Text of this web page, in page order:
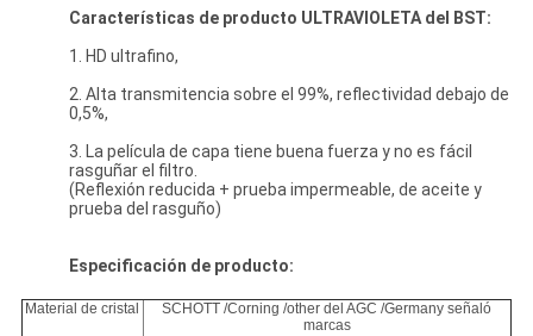
Características de producto ULTRAVIOLETA del BST:
1. HD ultrafino,
2. Alta transmitencia sobre el 99%, reflectividad debajo de
0,5%,
3. La película de capa tiene buena fuerza y no es fácil
rasguñar el filtro.
(Reflexión reducida + prueba impermeable, de aceite y
prueba del rasguño)
Especificación de producto:
Material de cristal
SCHOTT /Corning /other del AGC /Germany señaló
marcas